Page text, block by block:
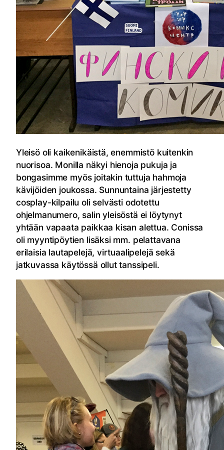
Yleisö oli kaikenikäistä, enemmistö kuitenkin
nuorisoa. Monilla näkyi hienoja pukuja ja
bongasimme myös joitakin tuttuja hahmoja
kävijöiden joukossa. Sunnuntaina järjestetty
cosplay-kilpailu oli selvästi odotettu
ohjelmanumero, salin yleisöstä ei löytynyt
yhtään vapaata paikkaa kisan alettua. Conissa
oli myyntipöytien lisäksi mm. pelattavana
erilaisia lautapelejä, virtuaalipelejä sekä
jatkuvassa käytössä ollut tanssipeli.